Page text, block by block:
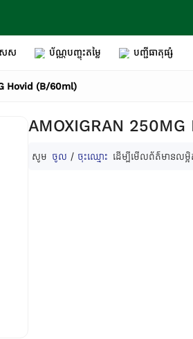
េស ប័ណ្ណបញ្ចុះតម្លៃ បញ្ជីធាតុផ្សំ
Hovid (B/60ml)
AMOXIGRAN
សូម ចូល / ចុះឈ្មោះ ដើម្បីមើលព័ត៌មានល